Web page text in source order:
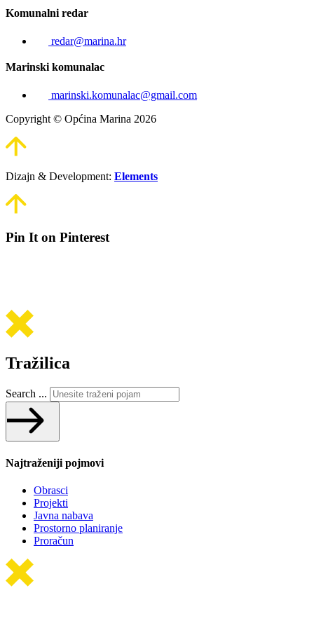
Komunalni redar
redar@marina.hr
Marinski komunalac
marinski.komunalac@gmail.com
Copyright © Općina Marina 2026
Dizajn & Development: Elements
Pin It on Pinterest
Tražilica
Search ...
Najtraženiji pojmovi
Obrasci
Projekti
Javna nabava
Prostorno planiranje
Proračun